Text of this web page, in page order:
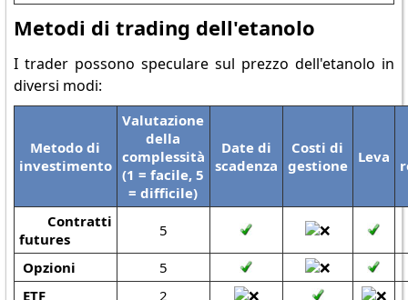
Metodi di trading dell'etanolo
I trader possono speculare sul prezzo dell'etanolo in
diversi modi:
Metodo di
investimento
Valutazione
della
complessità
(1 = facile, 5
= difficile)
Date di
scadenza
Costi di
gestione
Leva
Contratti
futures
5
Opzioni
5
ETF
2